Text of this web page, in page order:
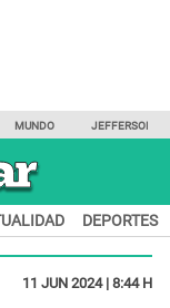
MUNDO JEFFERSON
DEPORTES
11 JUN 2024 | 8:44 H